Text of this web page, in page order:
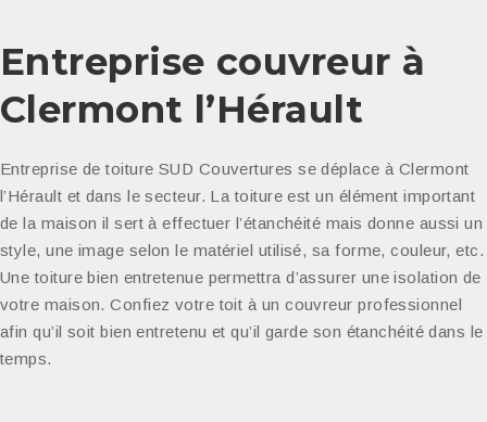
Entreprise couvreur à
Clermont l’Hérault
Entreprise de toiture SUD Couvertures se déplace à Clermont
l’Hérault et dans le secteur. La toiture est un élément important
de la maison il sert à effectuer l’étanchéité mais donne aussi un
style, une image selon le matériel utilisé, sa forme, couleur, etc.
Une toiture bien entretenue permettra d’assurer une isolation de
votre maison. Confiez votre toit à un couvreur professionnel
afin qu’il soit bien entretenu et qu’il garde son étanchéité dans le
temps.